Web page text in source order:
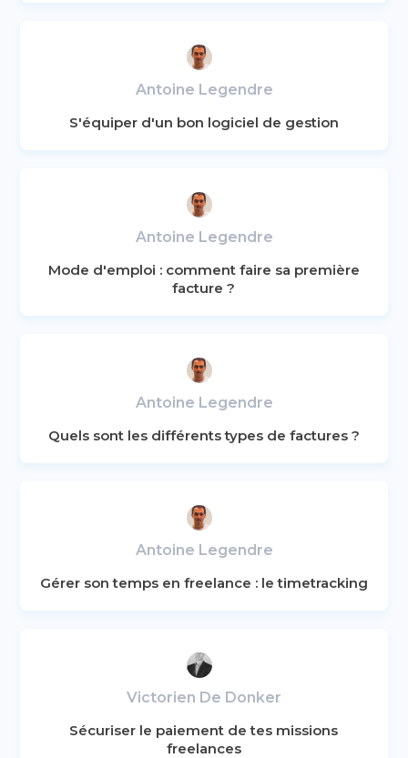
Antoine Legendre
S'équiper d'un bon logiciel de gestion
Antoine Legendre
Mode d'emploi : comment faire sa première
facture ?
Antoine Legendre
Quels sont les différents types de factures ?
Antoine Legendre
Gérer son temps en freelance : le timetracking
Victorien De Donker
Sécuriser le paiement de tes missions
freelances